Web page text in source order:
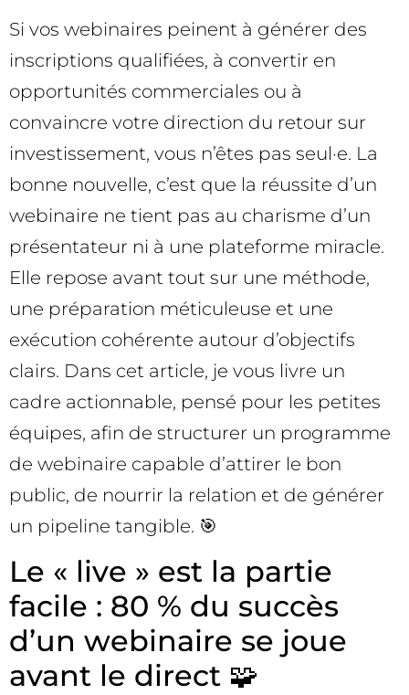
Si vos webinaires peinent à générer des
inscriptions qualifiées, à convertir en
opportunités commerciales ou à
convaincre votre direction du retour sur
investissement, vous n’êtes pas seul·e. La
bonne nouvelle, c’est que la réussite d’un
webinaire ne tient pas au charisme d’un
présentateur ni à une plateforme miracle.
Elle repose avant tout sur une méthode,
une préparation méticuleuse et une
exécution cohérente autour d’objectifs
clairs. Dans cet article, je vous livre un
cadre actionnable, pensé pour les petites
équipes, afin de structurer un programme
de webinaire capable d’attirer le bon
public, de nourrir la relation et de générer
un pipeline tangible. 🎯
Le « live » est la partie
facile : 80 % du succès
d’un webinaire se joue
avant le direct 🧩